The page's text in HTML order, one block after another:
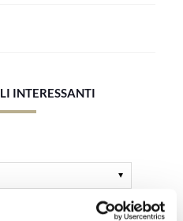
INTERESSANTI